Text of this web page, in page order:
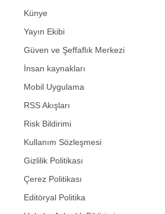
Künye
Yayın Ekibi
Güven ve Şeffaflık Merkezi
İnsan kaynakları
Mobil Uygulama
RSS Akışları
Risk Bildirimi
Kullanım Sözleşmesi
Gizlilik Politikası
Çerez Politikası
Editöryal Politika